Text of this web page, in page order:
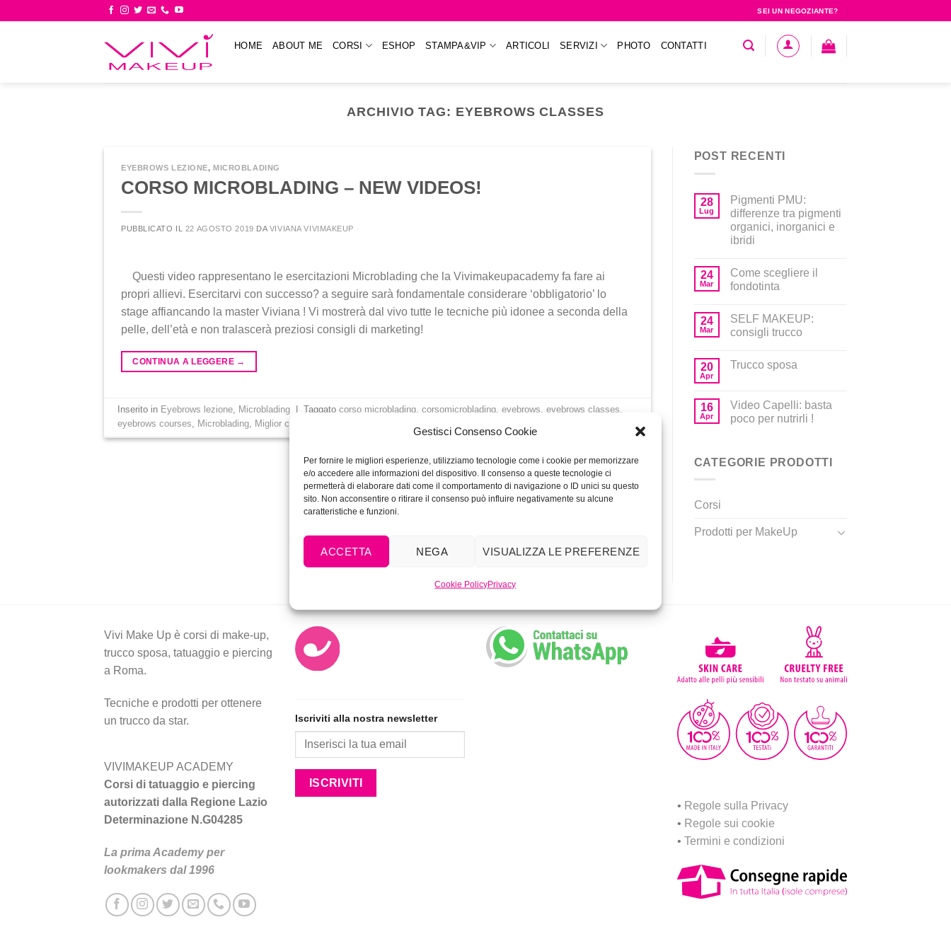
Gestisci Consenso Cookie
Per fornire le migliori esperienze, utilizziamo tecnologie come i cookie per memorizzare
e/o accedere alle informazioni del dispositivo. Il consenso a queste tecnologie ci
permetterà di elaborare dati come il comportamento di navigazione o ID unici su questo
sito. Non acconsentire o ritirare il consenso può influire negativamente su alcune
caratteristiche e funzioni.
ACCETTA NEGA VISUALIZZA LE PREFERENZE
Cookie PolicyPrivacy
SEI UN NEGOZIANTE?
HOME ABOUT ME CORSI ESHOP STAMPA&VIP ARTICOLI SERVIZI PHOTO CONTATTI
ARCHIVIO TAG: EYEBROWS CLASSES
EYEBROWS LEZIONE, MICROBLADING
CORSO MICROBLADING – NEW VIDEOS!
PUBBLICATO IL 22 AGOSTO 2019 DA VIVIANA VIVIMAKEUP
Questi video rappresentano le esercitazioni Microblading che la Vivimakeupacademy fa fare ai
propri allievi. Esercitarvi con successo? a seguire sarà fondamentale considerare ‘obbligatorio’ lo
stage affiancando la master Viviana ! Vi mostrerà dal vivo tutte le tecniche più idonee a seconda della
pelle, dell’età e non tralascerà preziosi consigli di marketing!
CONTINUA A LEGGERE →
Inserito in Eyebrows lezione, Microblading Taggatocorso microblading,corsomicroblading,eyebrows,eyebrows classes,
eyebrows courses, Microblading, Miglior corso microblading Lascia un commento
POST RECENTI
28
Lug
Pigmenti PMU:
differenze tra pigmenti
organici, inorganici e
ibridi
24
Mar
Come scegliere il
fondotinta
24
Mar
SELF MAKEUP:
consigli trucco
20
Apr
Trucco sposa
16
Apr
Video Capelli: basta
poco per nutrirli !
CATEGORIE PRODOTTI
Corsi
Prodotti per MakeUp
Vivi Make Up è corsi di make-up,
trucco sposa, tatuaggio e piercing
a Roma.
Tecniche e prodotti per ottenere
un trucco da star.
VIVIMAKEUP ACADEMY
Corsi di tatuaggio e piercing
autorizzati dalla Regione Lazio
Determinazione N.G04285
La prima Academy per
lookmakers dal 1996
Iscriviti alla nostra newsletter
• Regole sulla Privacy
• Regole sui cookie
• Termini e condizioni